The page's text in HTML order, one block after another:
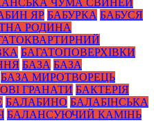
ЧУМА СВИНЕЙ
ЯР БАБУРКА БАБУСЯ
РОДИНА
БАГАТОПОВЕРХІВКИ
БАЗА БАЗА
БАЗА МИРОТВОРЕЦЬ
ГРАНАТИ БАКТЕРІЯ
БАЛАБИНО БАЛАБІНСЬКА
БАЛАНСУЮЧИЙ КАМІНЬ